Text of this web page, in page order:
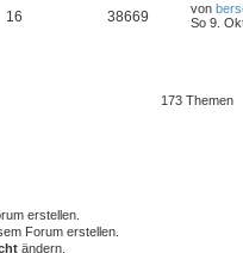
16 38669 von
So 9.
173 Themen
erstellen.
Forum erstellen.
ändern.